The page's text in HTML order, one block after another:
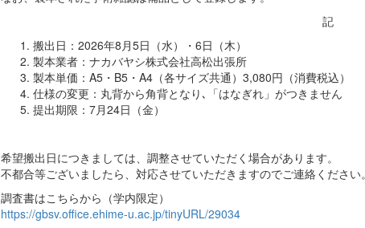
記
搬出日：2026年8月5日（水）・6日（木）
製本業者：ナカバヤシ株式会社高松出張所
製本単価：A5・B5・A4（各サイズ共通）3,080円（消費税込）
仕様の変更：丸背から角背となり､「はなぎれ」がつきません
提出期限：7月24日（金）
希望搬出日につきましては、調整させていただく場合があります。
不都合等ございましたら、対応させていただきますのでご連絡ください。
調査書はこちらから（学内限定）
https://gbsv.office.ehime-u.ac.jp/tinyURL/29034